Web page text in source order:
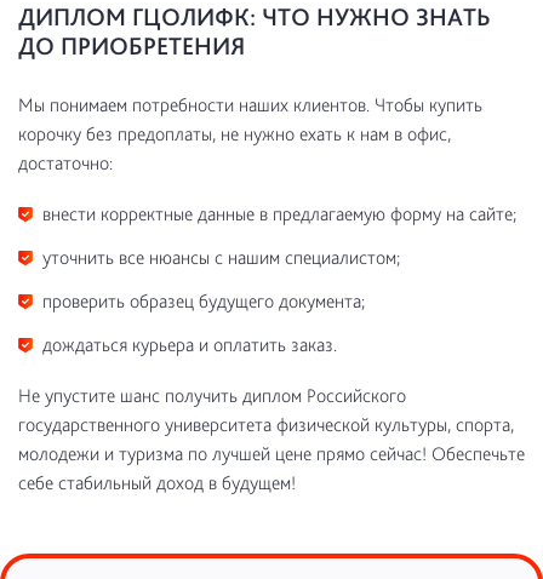
ДИПЛОМ ГЦОЛИФК: ЧТО НУЖНО ЗНАТЬ
ДО ПРИОБРЕТЕНИЯ
Мы понимаем потребности наших клиентов. Чтобы купить
корочку без предоплаты, не нужно ехать к нам в офис,
достаточно:
внести корректные данные в предлагаемую форму на сайте;
уточнить все нюансы с нашим специалистом;
проверить образец будущего документа;
дождаться курьера и оплатить заказ.
Не упустите шанс получить диплом Российского
государственного университета физической культуры, спорта,
молодежи и туризма по лучшей цене прямо сейчас! Обеспечьте
себе стабильный доход в будущем!